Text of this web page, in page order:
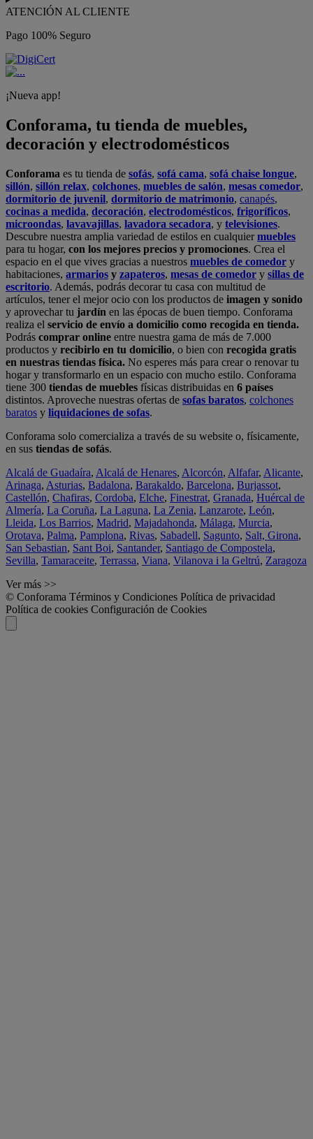
ATENCIÓN AL CLIENTE
Pago 100% Seguro
¡Nueva app!
Conforama, tu tienda de muebles,
decoración y electrodomésticos
Conforama es tu tienda de sofás, sofá cama, sofá chaise longue,
sillón, sillón relax, colchones, muebles de salón, mesas comedor,
dormitorio de juvenil, dormitorio de matrimonio, canapés,
cocinas a medida, decoración, electrodomésticos, frigoríficos,
microondas, lavavajillas, lavadora secadora, y televisiones.
Descubre nuestra amplia variedad de estilos en cualquiermuebles
para tu hogar, con los mejores precios y promociones. Crea el
espacio en el que vives gracias a nuestros muebles de comedor y
habitaciones, armarios y zapateros, mesas de comedor y sillas de
escritorio. Además, podrás decorar tu casa con multitud de
artículos, tener el mejor ocio con los productos de imagen y sonido
y aprovechar tu jardín en las épocas de buen tiempo. Conforama
realiza el servicio de envío a domicilio como recogida en tienda.
Podrás comprar online entre nuestra gama de más de 7.000
productos y recibirlo en tu domicilio, o bien con recogida gratis
en nuestras tiendas física. No esperes más para crear o renovar tu
hogar y transformarlo en un espacio con mucho estilo. Conforama
tiene 300 tiendas de muebles físicas distribuidas en 6 países
distintos. Aproveche nuestras ofertas de sofas baratos, colchones
baratos y liquidaciones de sofas.
Conforama solo comercializa a través de su website o, físicamente,
en sus tiendas de sofás.
Alcalá de Guadaíra, Alcalá de Henares, Alcorcón, Alfafar, Alicante,
Arinaga, Asturias, Badalona, Barakaldo, Barcelona, Burjassot,
Castellón, Chafiras, Cordoba, Elche, Finestrat, Granada, Huércal de
Almería, La Coruña, La Laguna, La Zenia, Lanzarote, León,
Lleida, Los Barrios, Madrid, Majadahonda, Málaga, Murcia,
Orotava, Palma, Pamplona, Rivas, Sabadell, Sagunto, Salt, Girona,
San Sebastian, Sant Boi, Santander, Santiago de Compostela,
Sevilla, Tamaraceite, Terrassa, Viana, Vilanova i la Geltrú, Zaragoza
Ver más >>
© Conforama Términos y Condiciones Política de privacidad
Política de cookies Configuración de Cookies